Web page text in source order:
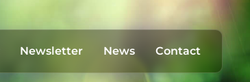
Newsletter News Contact